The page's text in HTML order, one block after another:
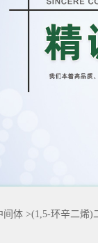
间体 >(1,5-环辛二烯)